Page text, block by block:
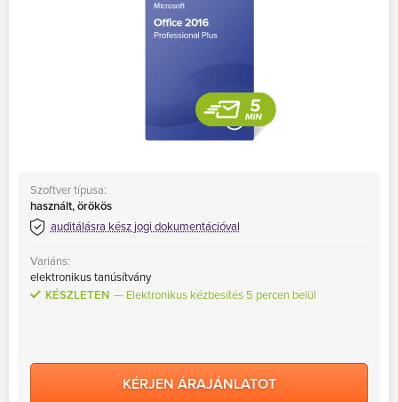
Szoftver típusa:
használt, örökös
auditálásra kész jogi dokumentációval
Variáns:
elektronikus tanúsítvány
KÉSZLETEN
Elektronikus kézbesítés 5 percen belül
KÉRJEN ÁRAJÁNLATOT